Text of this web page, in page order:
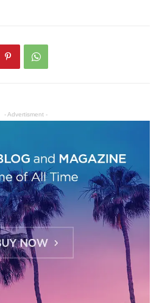
- Advertisment -